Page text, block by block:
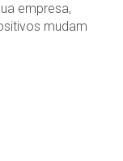
empresa,
mudam